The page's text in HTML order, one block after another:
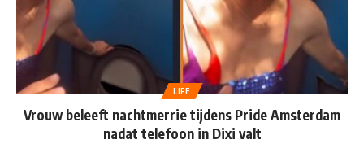
LIFE
Vrouw beleeft nachtmerrie tijdens Pride Amsterdam
nadat telefoon in Dixi valt